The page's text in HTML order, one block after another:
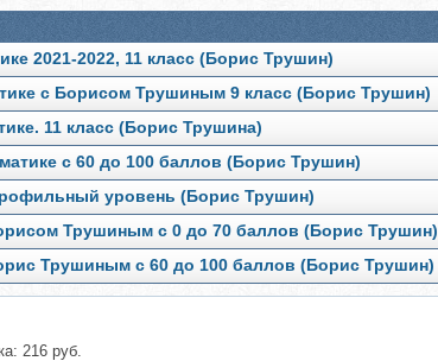
2021-2022, 11 класс (Борис Трушин)
с Борисом Трушиным 9 класс (Борис Трушин)
11 класс (Борис Трушина)
с 60 до 100 баллов (Борис Трушин)
уровень (Борис Трушин)
Трушиным с 0 до 70 баллов (Борис Трушин)
Трушиным с 60 до 100 баллов (Борис Трушин)
216 руб.